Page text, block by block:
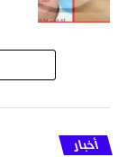
أخبار